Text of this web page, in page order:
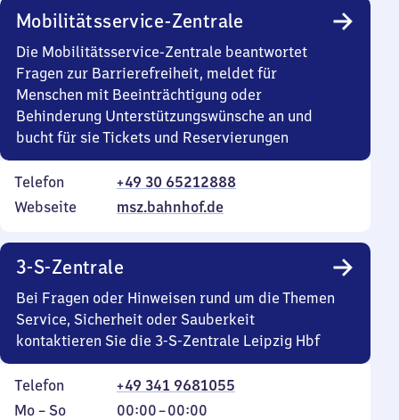
Mobilitätsservice-Zentrale
Die Mobilitätsservice-Zentrale beantwortet
Fragen zur Barrierefreiheit, meldet für
Menschen mit Beeinträchtigung oder
Behinderung Unterstützungswünsche an und
bucht für sie Tickets und Reservierungen
Telefon
+49 30 65212888
Webseite
msz.bahnhof.de
3-S-Zentrale
Bei Fragen oder Hinweisen rund um die Themen
Service, Sicherheit oder Sauberkeit
kontaktieren Sie die 3-S-Zentrale Leipzig Hbf
Telefon
+49 341 9681055
Montag
Mo – So,
00:00–00:00
Von